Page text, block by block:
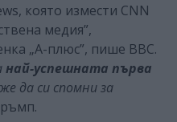
която измести CNN
медия”,
„А-плюс”, пише ВВС.
най-успешната първа
да си спомни за